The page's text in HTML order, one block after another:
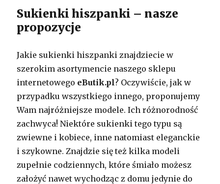
Sukienki hiszpanki – nasze
propozycje
Jakie sukienki hiszpanki znajdziecie w
szerokim asortymencie naszego sklepu
internetowego eButik.pl? Oczywiście, jak w
przypadku wszystkiego innego, proponujemy
Wam najróżniejsze modele. Ich różnorodność
zachwyca! Niektóre sukienki tego typu są
zwiewne i kobiece, inne natomiast eleganckie
i szykowne. Znajdzie się też kilka modeli
zupełnie codziennych, które śmiało możesz
założyć nawet wychodząc z domu jedynie do